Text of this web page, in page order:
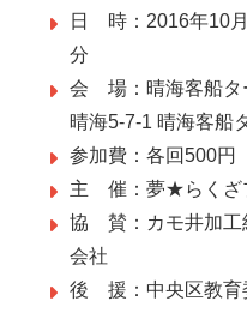
日 時：2016年10
分
会 場：晴海客船タ
晴海5-7-1 晴海客船
参加費：各回500円
主 催：夢★らくざ
協 賛：カモ井加工
会社
後 援：中央区教育